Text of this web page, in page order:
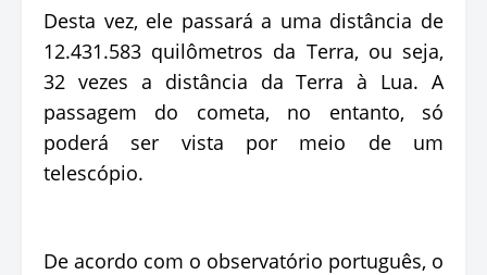
Desta vez, ele passará a uma distância de
12.431.583 quilômetros da Terra, ou seja,
32 vezes a distância da Terra à Lua. A
passagem do cometa, no entanto, só
poderá ser vista por meio de um
telescópio.
De acordo com o observatório português, o